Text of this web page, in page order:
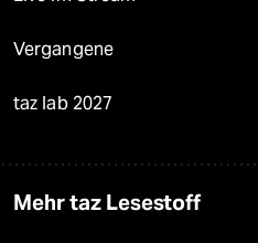
Vergangene
taz lab 2027
Mehr taz Lesestoff